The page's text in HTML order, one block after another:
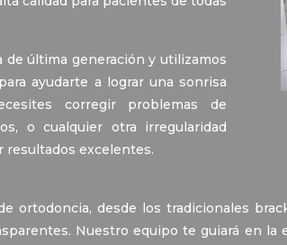
última generación y utilizamos
ayudarte a lograr una sonrisa
corregir problemas de
o cualquier otra irregularidad
resultados excelentes.
ortodoncia, desde los tradicionales
Nuestro equipo te guiará en